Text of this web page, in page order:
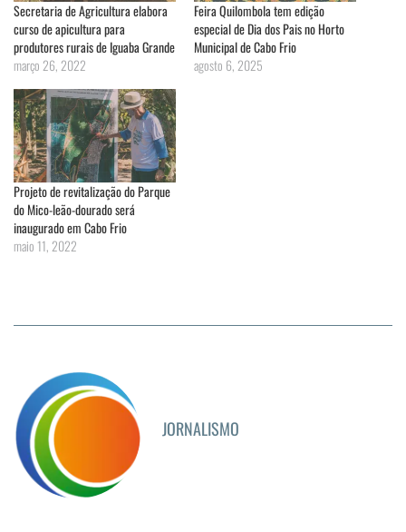
Secretaria de Agricultura elabora
curso de apicultura para
produtores rurais de Iguaba Grande
março 26, 2022
Feira Quilombola tem edição
especial de Dia dos Pais no Horto
Municipal de Cabo Frio
agosto 6, 2025
Projeto de revitalização do Parque
do Mico-leão-dourado será
inaugurado em Cabo Frio
maio 11, 2022
JORNALISMO